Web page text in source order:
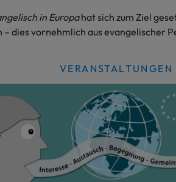
in Europahat sich zum Ziel
– dies vornehmlich aus evangelischer
VERANSTALTUNGEN